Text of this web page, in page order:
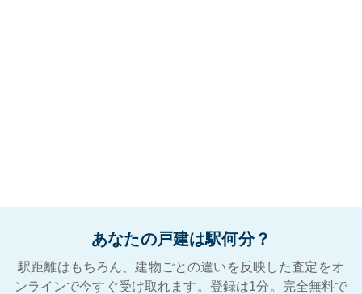
あなたの戸建は駅何分？
駅距離はもちろん、建物ごとの違いを反映した査定をオ
ンラインで今すぐ受け取れます。登録は1分。完全無料で